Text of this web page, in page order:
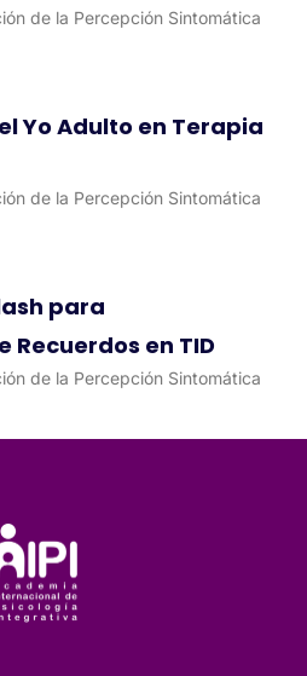
de la Percepción Sintomática
Yo Adulto en Terapia
de la Percepción Sintomática
para
Recuerdos en TID
de la Percepción Sintomática